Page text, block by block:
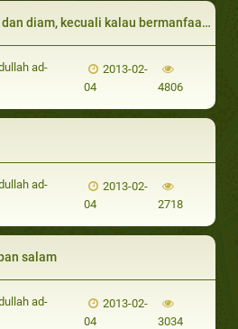
kecuali kalau bermanfaat baru bicara
ad-
2013-02-
04
4806
ad-
2013-02-
04
2718
salam
ad-
2013-02-
04
3034